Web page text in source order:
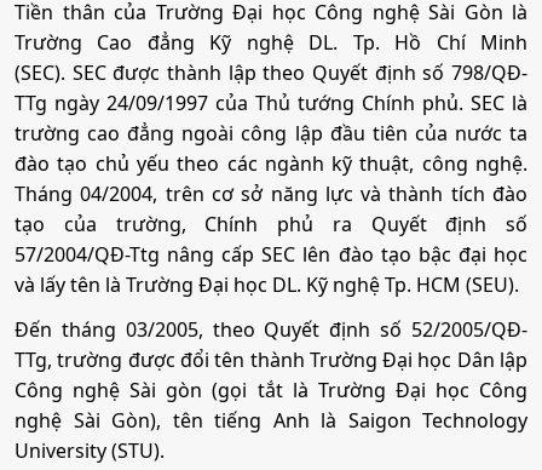
Du lịch
Mã ngành:7810101
Tổ hợp:(Toán, 2 môn bất kì); (Văn, 2 môn bất kì)
•Mã ngành:
7510203
• Chỉ tiêu:80
• Phương thức xét tuyển:
ĐGNL HCM ĐT THPTHọc Bạ Kết Hợp
• Tổ hợp:(Toán, 2 môn bất kì)
13. Công nghệ kỹ thuật ô tô
•Mã ngành:7510205
•Chỉ tiêu:50
• Phương thức xét tuyển:
ĐGNL HCM ĐT THPT Học BạKết Hợp
Thí sinh/đơn vị liên quan xử lý các vấn đề phát sinh
trong dữ liệu đăng ký.
- 25/07–17:00 28/07/2026
Rà soát và tổng hợp dữ liệu tuyển sinh
Rà soát dữ liệu và tổng hợp dữ liệu trên HTTS trước khi
xét tuyển.
- 29/07–17:00 30/07/2026
Tải dữ liệu và tổ chức xét tuyển (Đợt 1)
Trường tải dữ liệu thí sinh/điểm thi/kết quả học tập… và
triển khai xét tuyển.
- 04/08–17:00 10/08/2026
Xử lý nguyện vọng trên HTTS (Đợt 1)
Xác định nguyện vọng cao nhất trúng tuyển và danh
sách đủ điều kiện trúng tuyển.
- Trước 17:00 13/08/2026
Tiền thân của Trường Đại học Công nghệ Sài Gòn là
Trường Cao đẳng Kỹ nghệ DL. Tp. Hồ Chí Minh
(SEC). SEC được thành lập theo Quyết định số 798/QĐ-
TTg ngày 24/09/1997 của Thủ tướng Chính phủ. SEC là
trường cao đẳng ngoài công lập đầu tiên của nước ta
đào tạo chủ yếu theo các ngành kỹ thuật, công nghệ.
Tháng 04/2004, trên cơ sở năng lực và thành tích đào
tạo của trường, Chính phủ ra Quyết định số
57/2004/QĐ-Ttg nâng cấp SEC lên đào tạo bậc đại học
và lấy tên là Trường Đại học DL. Kỹ nghệ Tp. HCM (SEU).
Đến tháng 03/2005, theo Quyết định số 52/2005/QĐ-
TTg, trường được đổi tên thành Trường Đại học Dân lập
Công nghệ Sài gòn (gọi tắt là Trường Đại học Công
nghệ Sài Gòn), tên tiếng Anh là Saigon Technology
University (STU).